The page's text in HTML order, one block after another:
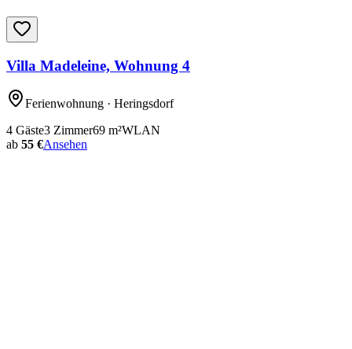
Villa Madeleine, Wohnung 4
Ferienwohnung · Heringsdorf
4 Gäste3 Zimmer69 m²WLAN
ab 55 €Ansehen